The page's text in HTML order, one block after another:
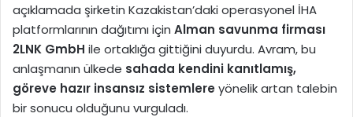
açıklamada şirketin Kazakistan’daki operasyonel İHA
platformlarının dağıtımı için Alman savunma firması
2LNK GmbH ile ortaklığa gittiğini duyurdu. Avram, bu
anlaşmanın ülkede sahada kendini kanıtlamış,
göreve hazır insansız sistemlereyönelik artan talebin
bir sonucu olduğunu vurguladı.